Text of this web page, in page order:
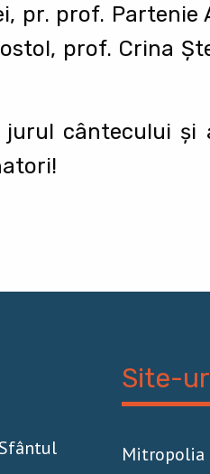
pr. prof. Partenie
prof. Crina
cântecului și
Site-
Mitropolia